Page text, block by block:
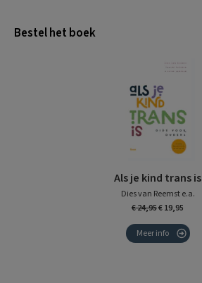
Bestel het boek
Als je kind trans is
Dies van Reemst e.a.
€ 24,95€ 19,95
Meer info